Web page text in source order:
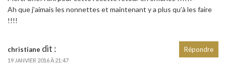
Ah que j’aimais les nonnettes et maintenant y a plus qu’à les faire
!!!!
christiane dit :
19 JANVIER 2016 À 21:47
Répondre